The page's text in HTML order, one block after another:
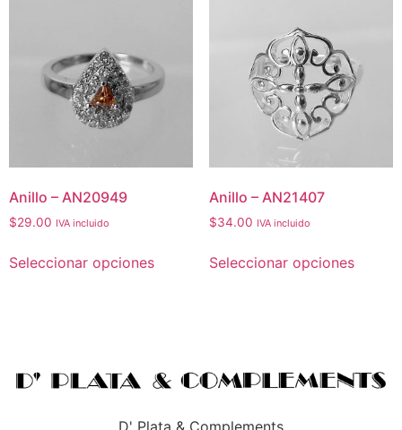
Anillo – AN20949
$29.00 IVA incluido
Seleccionar opciones
Anillo – AN21407
$34.00 IVA incluido
Seleccionar opciones